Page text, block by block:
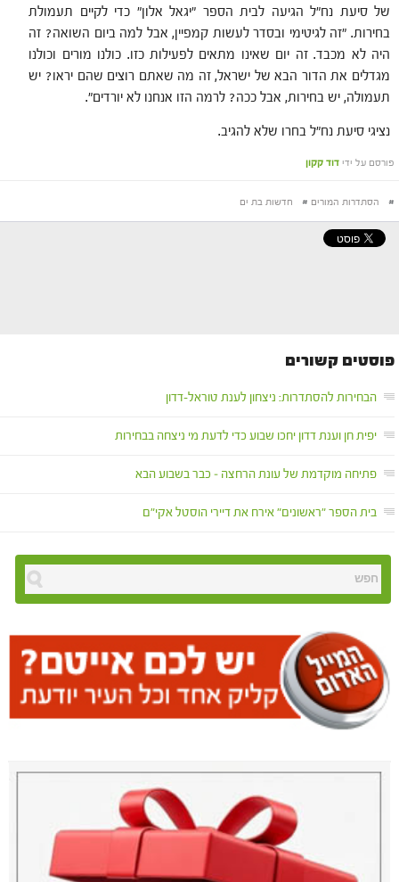
של סיעת נח"ל הגיעה לבית הספר "יגאל אלון" כדי לקיים תעמולת
בחירות. "זה לגיטימי ובסדר לעשות קמפיין, אבל למה ביום השואה? זה
היה לא מכבד. זה יום שאינו מתאים לפעילות כזו. כולנו מורים וכולנו
מגדלים את הדור הבא של ישראל, זה מה שאתם רוצים שהם יראו? יש
תעמולה, יש בחירות, אבל ככה? לרמה הזו אנחנו לא יורדים".
נציגי סיעת נח"ל בחרו שלא להגיב.
פורסם על ידי דוד קקון
# הסתדרות המורים # חדשות בת ים
פוסטים קשורים
הבחירות להסתדרות: ניצחון לענת טוראל-דדון
יפית חן וענת דדון יחכו שבוע כדי לדעת מי ניצחה בבחירות
פתיחה מוקדמת של עונת הרחצה – כבר בשבוע הבא
בית הספר "ראשונים" אירח את דיירי הוסטל אקי"ם